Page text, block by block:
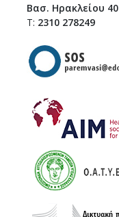
Βασ. Ηρακλείου 40
Τ: 2310 278249